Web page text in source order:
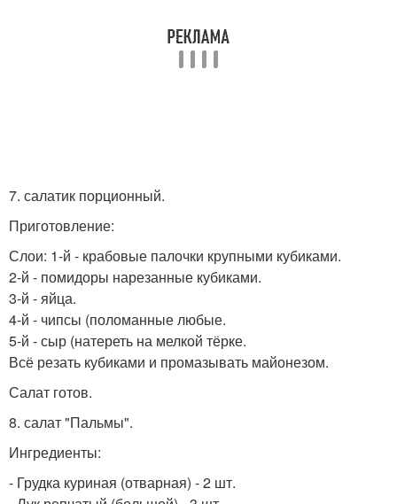
7. салатик порционный.
Приготовление:
Слои: 1-й - крабовые палочки крупными кубиками.
2-й - помидоры нарезанные кубиками.
3-й - яйца.
4-й - чипсы (поломанные любые.
5-й - сыр (натереть на мелкой тёрке.
Всё резать кубиками и промазывать майонезом.
Салат готов.
8. салат "Пальмы".
Ингредиенты:
- Грудка куриная (отварная) - 2 шт.